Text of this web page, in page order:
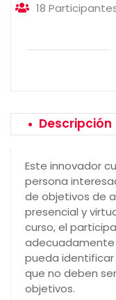
Descripción
Este innovador
persona
de objetivos de
presencial y
curso, el
adecuadamente
pueda
que no deben
objetivos.
18